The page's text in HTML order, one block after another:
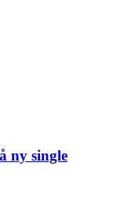
ny single